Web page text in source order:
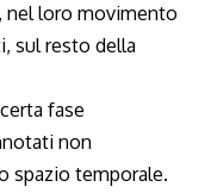
nel loro movimento
sul resto della
fase
non
spazio temporale.